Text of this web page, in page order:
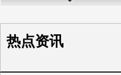
热点资讯